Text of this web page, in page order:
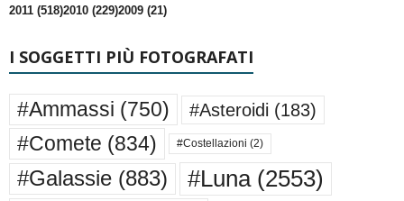
2011 (518)2010 (229)2009 (21)
I SOGGETTI PIÙ FOTOGRAFATI
#Ammassi (750) #Asteroidi (183)
#Comete (834) #Costellazioni (2)
#Galassie (883) #Luna(2553)